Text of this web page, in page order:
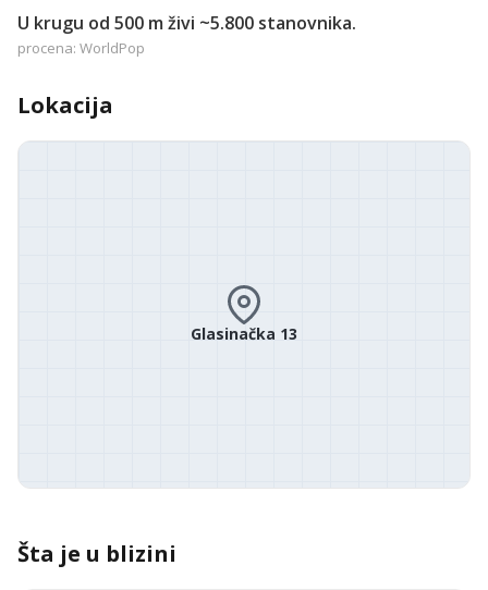
U krugu od 500 m živi ~5.800 stanovnika.
procena: WorldPop
Lokacija
Glasinačka 13
Šta je u blizini